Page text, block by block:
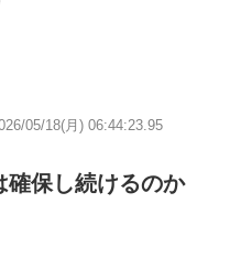
05/18(月) 06:44:23.95
確保し続けるのか